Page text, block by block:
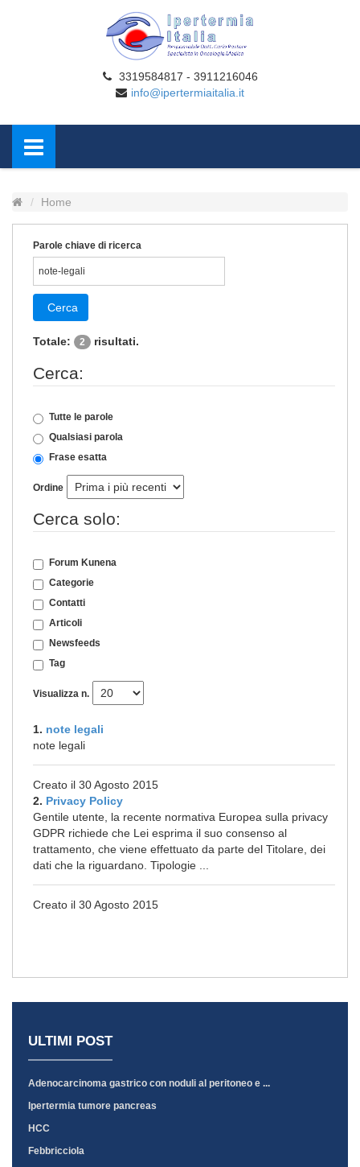
3319584817 - 3911216046
info@ipertermiaitalia.it
Home
Parole chiave di ricerca
Cerca
Totale: 2 risultati.
Cerca:
Tutte le parole
Qualsiasi parola
Frase esatta
Ordine
Cerca solo:
Forum Kunena
Categorie
Contatti
Articoli
Newsfeeds
Tag
Visualizza n.
1. note legali
note legali
Creato il 30 Agosto 2015
2. Privacy Policy
Gentile utente, la recente normativa Europea sulla privacy
GDPR richiede che Lei esprima il suo consenso al
trattamento, che viene effettuato da parte del Titolare, dei
dati che la riguardano. Tipologie ...
Creato il 30 Agosto 2015
ULTIMI POST
Adenocarcinoma gastrico con noduli al peritoneo e ...
Ipertermia tumore pancreas
HCC
Febbricciola